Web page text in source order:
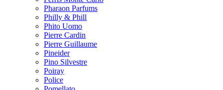
Pharaon Parfums
Philly & Phill
Phito Uomo
Pierre Cardin
Pierre Guillaume
Pineider
Pino Silvestre
Poiray
Police